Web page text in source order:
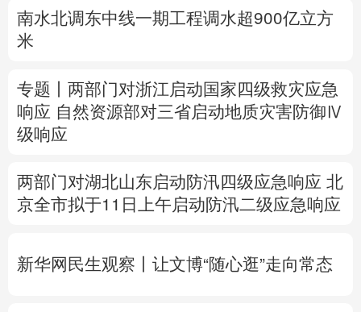
Русский язык 日本語 한국어
Deutsch
南水北调东中线一期工程调水超900亿立方
米
专题丨 两部门对浙江启动国家四级救灾应急
响应 自然资源部对三省启动地质灾害防御Ⅳ
级响应
两部门对湖北山东启动防汛四级应急响应 北
京全市拟于11日上午启动防汛二级应急响应
新华网民生观察丨 让文博“随心逛”走向常态